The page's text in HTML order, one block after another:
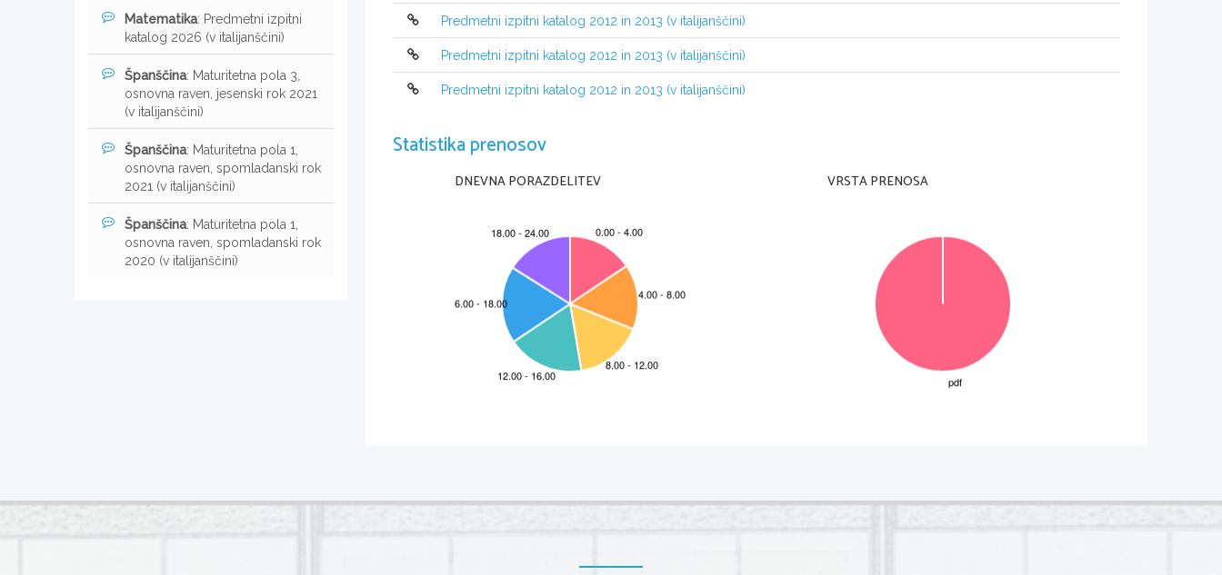
Predmetni izpitni katalog 2012 in 2013 (v italijanščini)
Predmetni izpitni katalog 2012 in 2013 (v italijanščini)
Predmetni izpitni katalog 2012 in 2013 (v italijanščini)
Statistika prenosov
DNEVNA PORAZDELITEV VRSTA PRENOSA
Matematika: Predmetni izpitni
katalog 2026 (v italijanščini)
Španščina: Maturitetna pola 3,
osnovna raven, jesenski rok 2021
(v italijanščini)
Španščina: Maturitetna pola 1,
osnovna raven, spomladanski rok
2021 (v italijanščini)
Španščina: Maturitetna pola 1,
osnovna raven, spomladanski rok
2020 (v italijanščini)